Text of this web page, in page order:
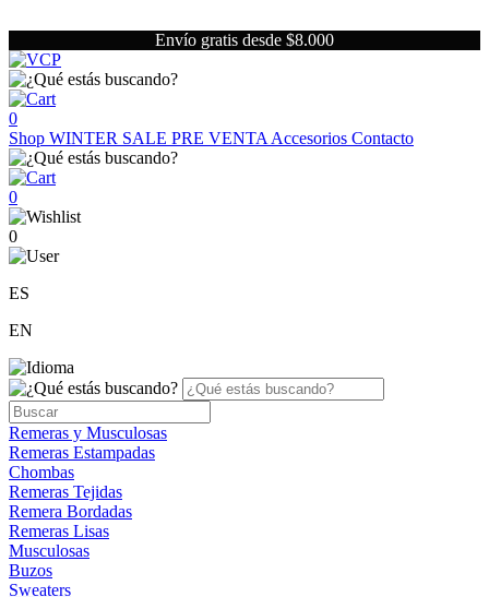
Envío gratis desde $8.000
0
Shop WINTER SALE PRE VENTA Accesorios Contacto
0
0
ES
EN
Remeras y Musculosas
Remeras Estampadas
Chombas
Remeras Tejidas
Remera Bordadas
Remeras Lisas
Musculosas
Buzos
Sweaters